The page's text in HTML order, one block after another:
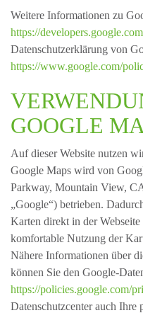
Weitere Informationen zu
https://
Datenschutzerklärung von
https://www.google.com/
GOOGLE
Auf dieser Website nutzen
Google Maps wird von
Parkway, Mountain View,
„Google“) betrieben.
Karten direkt in der
komfortable Nutzung der
Nähere Informationen über
können Sie den Google-
https://policies.google.com/
Datenschutzcenter auch Ihre